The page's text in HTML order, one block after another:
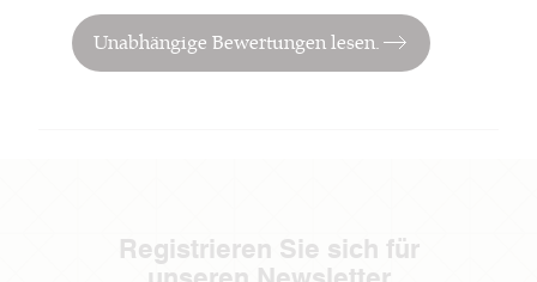
Unabhängige Bewertungen lesen.
Registrieren Sie sich für